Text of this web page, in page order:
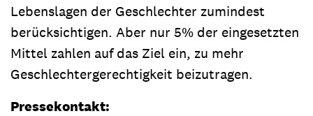
Lebenslagen der Geschlechter zumindest
berücksichtigen. Aber nur 5% der eingesetzten
Mittel zahlen auf das Ziel ein, zu mehr
Geschlechtergerechtigkeit beizutragen.
Pressekontakt: